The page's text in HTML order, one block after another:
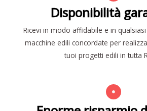
Disponibilità
Ricevi in modo affidabile e in
macchine edili concordate per
tuoi progetti edili in tutta